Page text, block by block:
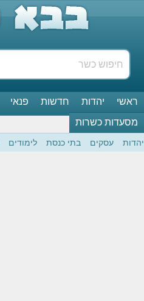
ראשי יהדות חדשות פנאי
מסעדות כשרות
יהדות עסקים בתי כנסת לימודים